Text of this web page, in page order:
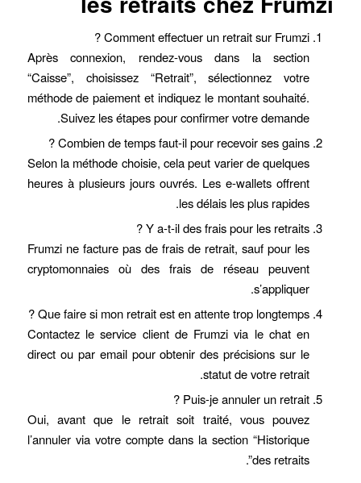
Comment effectuer un retrait sur Frumzi ?
Après connexion, rendez-vous dans la section
“Caisse”, choisissez “Retrait”, sélectionnez votre
méthode de paiement et indiquez le montant souhaité.
Suivez les étapes pour confirmer votre demande.
Combien de temps faut-il pour recevoir ses gains ?
Selon la méthode choisie, cela peut varier de quelques
heures à plusieurs jours ouvrés. Les e-wallets offrent
les délais les plus rapides.
Y a-t-il des frais pour les retraits ?
Frumzi ne facture pas de frais de retrait, sauf pour les
cryptomonnaies où des frais de réseau peuvent
s’appliquer.
Que faire si mon retrait est en attente trop longtemps ?
Contactez le service client de Frumzi via le chat en
direct ou par email pour obtenir des précisions sur le
statut de votre retrait.
Puis-je annuler un retrait ?
Oui, avant que le retrait soit traité, vous pouvez
l’annuler via votre compte dans la section “Historique
des retraits”.